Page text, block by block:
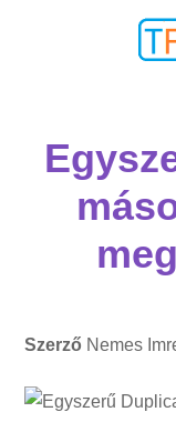
Szerző Nemes